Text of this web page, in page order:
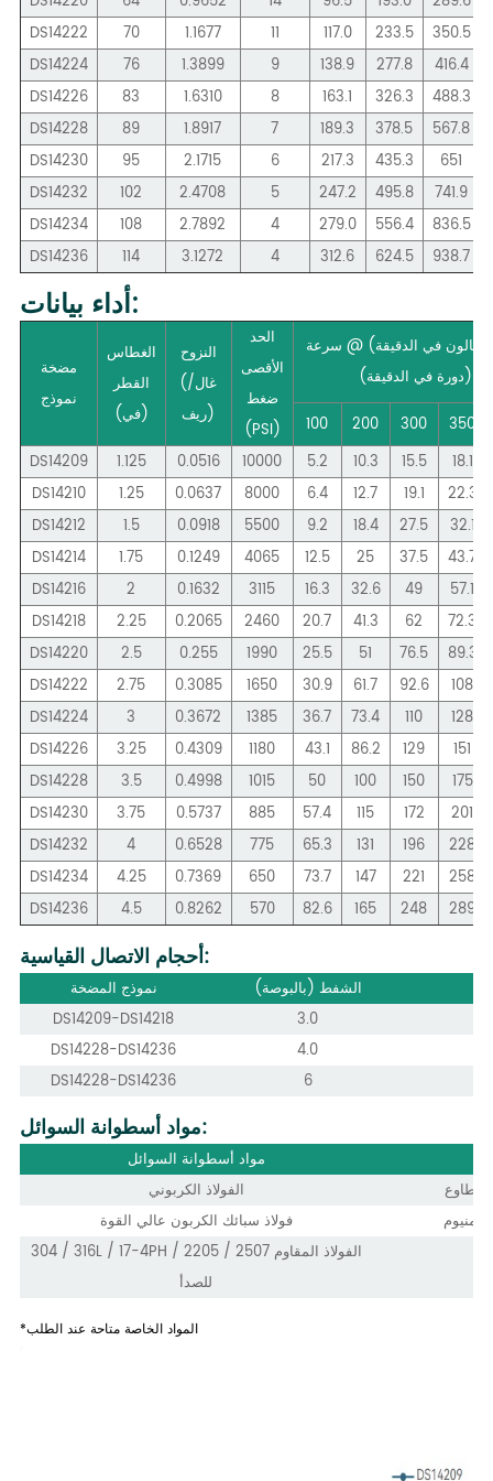
DS14222
70 1.1677 11 117.0 233.5 350.5
DS14224
76 1.3899 9 138.9 277.8 416.4
DS14226
83 1.6310 8 163.1 326.3
488.3
DS14228
89 1.8917 7 189.3 378.5 567.8
DS14230
95 2.1715 6 217.3 435.3 651
DS14232
102 2.4708 5 247.2 495.8 741.9
DS14234
108 2.7892 4 279.0 556.4 836.5
DS14236
114 3.1272 4 312.6 624.5 938.7
أداءبيانات:
مضخة
نموذج
الغطاس
القطر
(في)
النزوح
(غال/
ريف)
الحد
الأقصى
ضغط
(PSI)
في الدقيقة) @ سرعة
(دورة في الدقيقة)
100
200 300
350
DS14209
1.125 0.0516 10000 5.2 10.3 15.5
18.1
DS14210
1.25 0.0637 8000 6.4 12.7 19.1
22.3
DS14212
1.5 0.0918 5500 9.2 18.4 27.5
32.1
DS14214
1.75 0.1249 4065 12.5 25 37.5
43.7
DS14216
2 0.1632 3115 16.3 32.6 49
57.1
DS14218
2.25 0.2065 2460 20.7 41.3 62
72.3
DS14220
2.5 0.255 1990 25.5 51 76.5
89.3
DS14222
2.75 0.3085 1650 30.9 61.7 92.6
108
DS14224
3 0.3672 1385 36.7 73.4 110
128
DS14226
3.25 0.4309 1180 43.1 86.2 129
151
DS14228
3.5 0.4998 1015 50 100 150
175
DS14230
3.75 0.5737 885 57.4 115 172
201
DS14232
4 0.6528 775 65.3 131 196
228
DS14234
4.25 0.7369 650 73.7 147 221
258
DS14236
4.5 0.8262 570 82.6 165 248 289
أحجام الاتصال القياسية:
نموذج المضخة الشفط (بالبوصة)
DS14209-DS14218
3.0
DS14228-DS14236
4.0
DS14228-DS14236
6
مواد أسطوانة السوائل:
مواد أسطوانة السوائل
الفولاذ الكربوني
فولاذ سبائك الكربون عالي القوة
304 / 316L / 17-4PH / 2205 / 2507 الفولاذ المقاوم
للصدأ
*المواد الخاصة متاحة عند الطلب